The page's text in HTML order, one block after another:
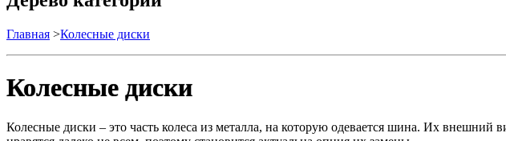
Главная >Колесные диски
Колесные диски
Колесные диски – это часть колеса из металла, на которую одевается шина. Их внешний